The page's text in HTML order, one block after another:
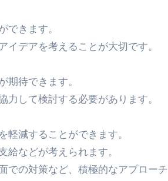
できます。
デアを考えることが大切です。
待できます。
して検討する必要があります。
減することができます。
などが考えられます。
での対策など、積極的なアプローチ